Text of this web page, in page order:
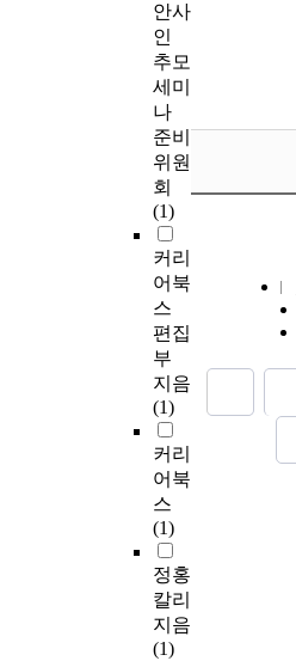
안사
인
추모
세미
나
준비
위원
회
(1)
커리
어북
스
편집
부
지음
(1)
커리
어북
스
(1)
정홍
칼리
지음
(1)